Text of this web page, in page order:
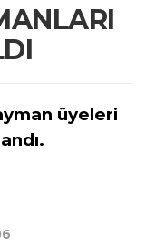
üyeleri